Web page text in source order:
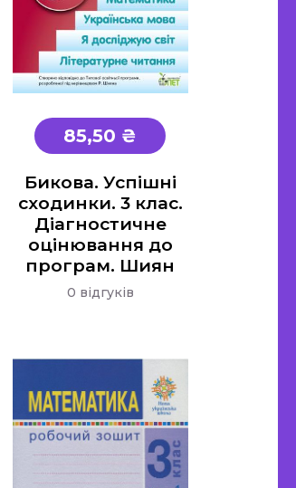
85,50 ₴
Бикова. Успішні
сходинки. 3 клас.
Діагностичне
оцінювання до
програм. Шиян
0 відгуків